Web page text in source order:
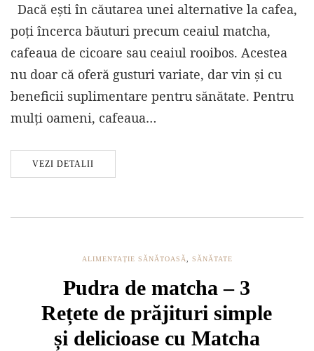
Dacă ești în căutarea unei alternative la cafea,
poți încerca băuturi precum ceaiul matcha,
cafeaua de cicoare sau ceaiul rooibos. Acestea
nu doar că oferă gusturi variate, dar vin și cu
beneficii suplimentare pentru sănătate. Pentru
mulți oameni, cafeaua…
VEZI DETALII
ALIMENTAȚIE SĂNĂTOASĂ SĂNĂTATE
Pudra de matcha – 3
Rețete de prăjituri simple
și delicioase cu Matcha